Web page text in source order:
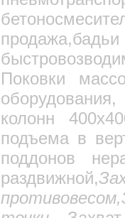
Поковки
колонн
подъема в
поддонов
раздвижной,